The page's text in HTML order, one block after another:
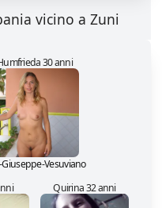
vicino a Zuni
30 anni
Giuseppe-Vesuviano
Quirina 32 anni